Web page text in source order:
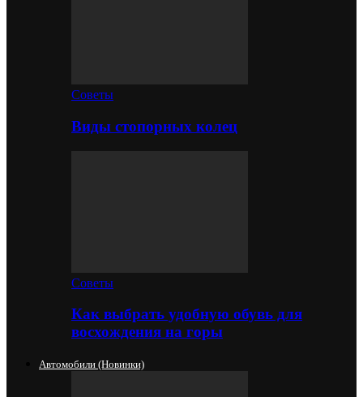
Советы
Виды стопорных колец
Советы
Как выбрать удобную обувь для
восхождения на горы
Автомобили (новинки)